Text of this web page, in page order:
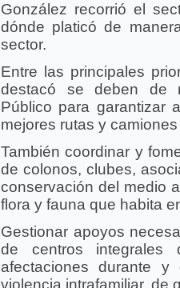
González recorrió el
dónde platicó de
sector.
Entre las principales
destacó se deben de
Público para garantizar
mejores rutas y
También coordinar y
de colonos, clubes,
conservación del medio
flora y fauna que habita
Gestionar apoyos
de centros integrales
afectaciones durante
violencia intrafamiliar, de